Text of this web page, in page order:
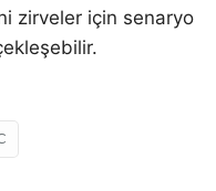
zirveler için senaryo